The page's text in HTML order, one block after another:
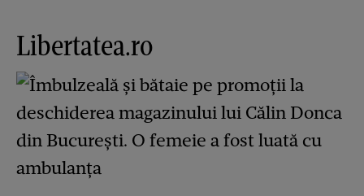
Libertatea.ro